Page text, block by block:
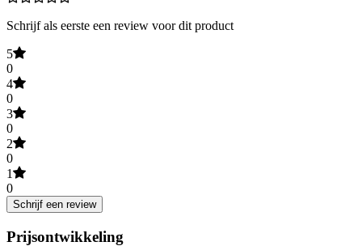
Schrijf als eerste een review voor dit product
5
0
4
0
3
0
2
0
1
0
Schrijf een review
Prijsontwikkeling